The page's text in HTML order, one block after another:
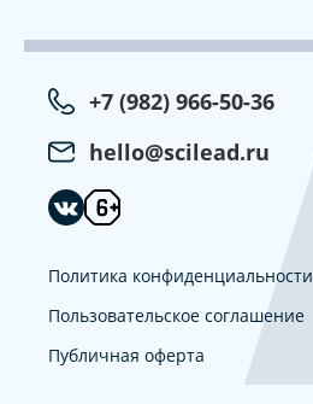
+7 (982) 966-50-36
hello@scilead.ru
Политика конфиденциальности
Пользовательское соглашение
Публичная оферта